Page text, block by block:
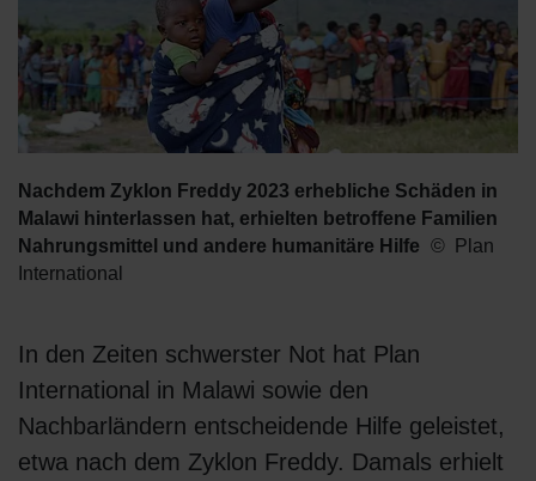
Nachdem Zyklon Freddy 2023 erhebliche Schäden in
Malawi hinterlassen hat, erhielten betroffene Familien
Nahrungsmittel und andere humanitäre Hilfe
Plan
International
In den Zeiten schwerster Not hat Plan
International in Malawi sowie den
Nachbarländern entscheidende Hilfe geleistet,
etwa nach dem Zyklon Freddy. Damals erhielt